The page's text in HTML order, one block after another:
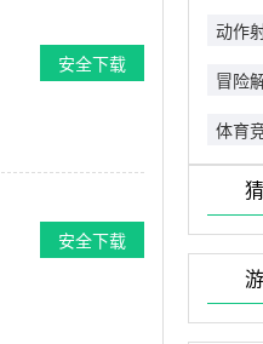
安全下载
安全下载
动作
冒险
体育